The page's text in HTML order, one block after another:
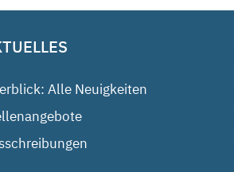
Alle Neuigkeiten